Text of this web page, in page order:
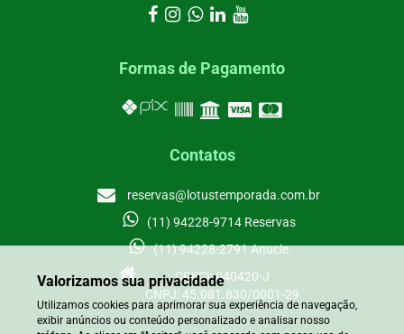
Formas de Pagamento
Contatos
reservas@lotustemporada.com.br
(11) 94228-9714 Reservas
(11) 94228-2791 Anucie
CRECI: 040420-J
CNPJ: 45.081.830/0001-29
Valorizamos sua privacidade
Utilizamos cookies para aprimorar sua experiência de navegação,
exibir anúncios ou conteúdo personalizado e analisar nosso